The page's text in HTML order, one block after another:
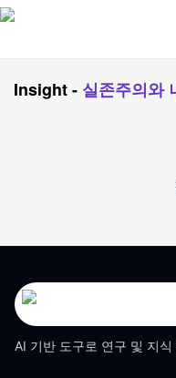
Insight- 실존주의와
AI 기반 도구로 연구 및 지